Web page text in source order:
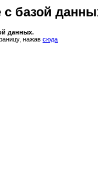
базой
данных.
нажав сюда